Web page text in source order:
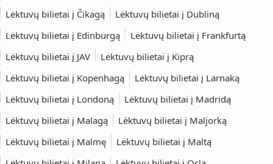
Lėktuvų bilietai į Čikagą
Lėktuvų bilietai į Dubliną
Lėktuvų bilietai į Edinburgą
Lėktuvų bilietai į Frankfurtą
Lėktuvų bilietai į JAV
Lėktuvų bilietai į Kiprą
Lėktuvų bilietai į Kopenhagą
Lėktuvų bilietai į Larnaką
Lėktuvų bilietai į Londoną
Lėktuvų bilietai į Madridą
Lėktuvų bilietai į Malagą
Lėktuvų bilietai į Maljorką
Lėktuvų bilietai į Malmę
Lėktuvų bilietai į Maltą